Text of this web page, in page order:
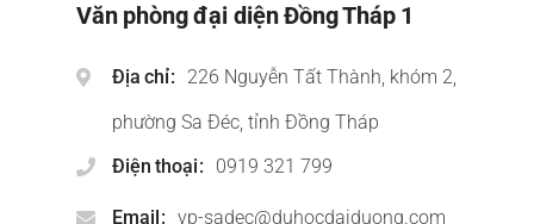
Văn phòng đại diện Đồng Tháp 1
Địa chỉ
226 Nguyễn Tất Thành, khóm 2,
phường Sa Đéc, tỉnh Đồng Tháp
Điện thoại
0919 321 799
Email vp-sadec@duhocdaiduong.com